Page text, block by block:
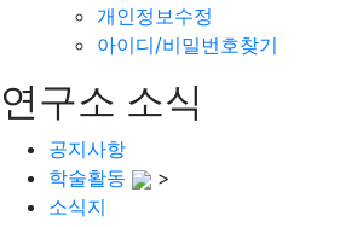
개인정보수정
아이디/비밀번호찾기
연구소 소식
공지사항
학술활동
>
소식지